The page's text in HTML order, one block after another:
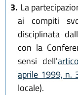
3. La
ai compiti
disciplinata
con la
sensi dell'
aprile 1999, n.
locale).